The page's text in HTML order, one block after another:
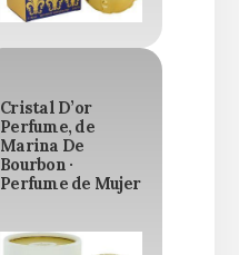
Cristal D’or
Perfume, de
Marina De
Bourbon ·
Perfume de Mujer